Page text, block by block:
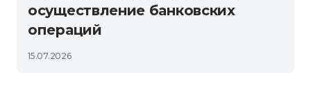
осуществление банковских
операций
15.07.2026